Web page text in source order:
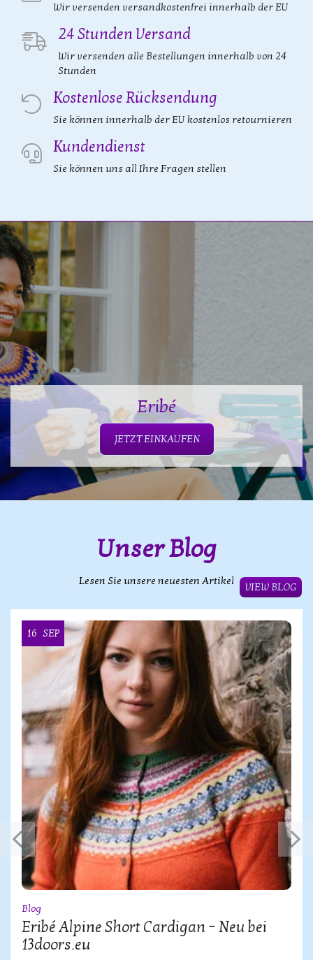
Wir versenden versandkostenfrei innerhalb der EU
24 Stunden Versand
Wir versenden alle Bestellungen innerhalb von 24
Stunden
Kostenlose Rücksendung
Sie können innerhalb der EU kostenlos retournieren
Kundendienst
Sie können uns all Ihre Fragen stellen
Eribé
JETZT EINKAUFEN
Unser Blog
Lesen Sie unsere neuesten Artikel
VIEW BLOG
16 SEP
Blog
Eribé Alpine Short Cardigan – Neu bei
13doors.eu